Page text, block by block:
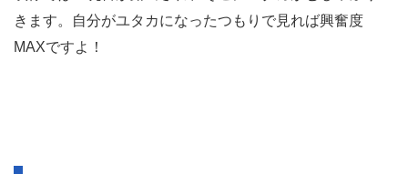
きます。自分がユタカになったつもりで見れば興奮度
MAXですよ！